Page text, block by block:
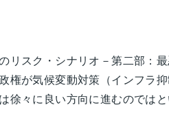
リスク・シナリオ－第二部：
権が気候変動対策（インフラ
徐々に良い方向に進むのでは